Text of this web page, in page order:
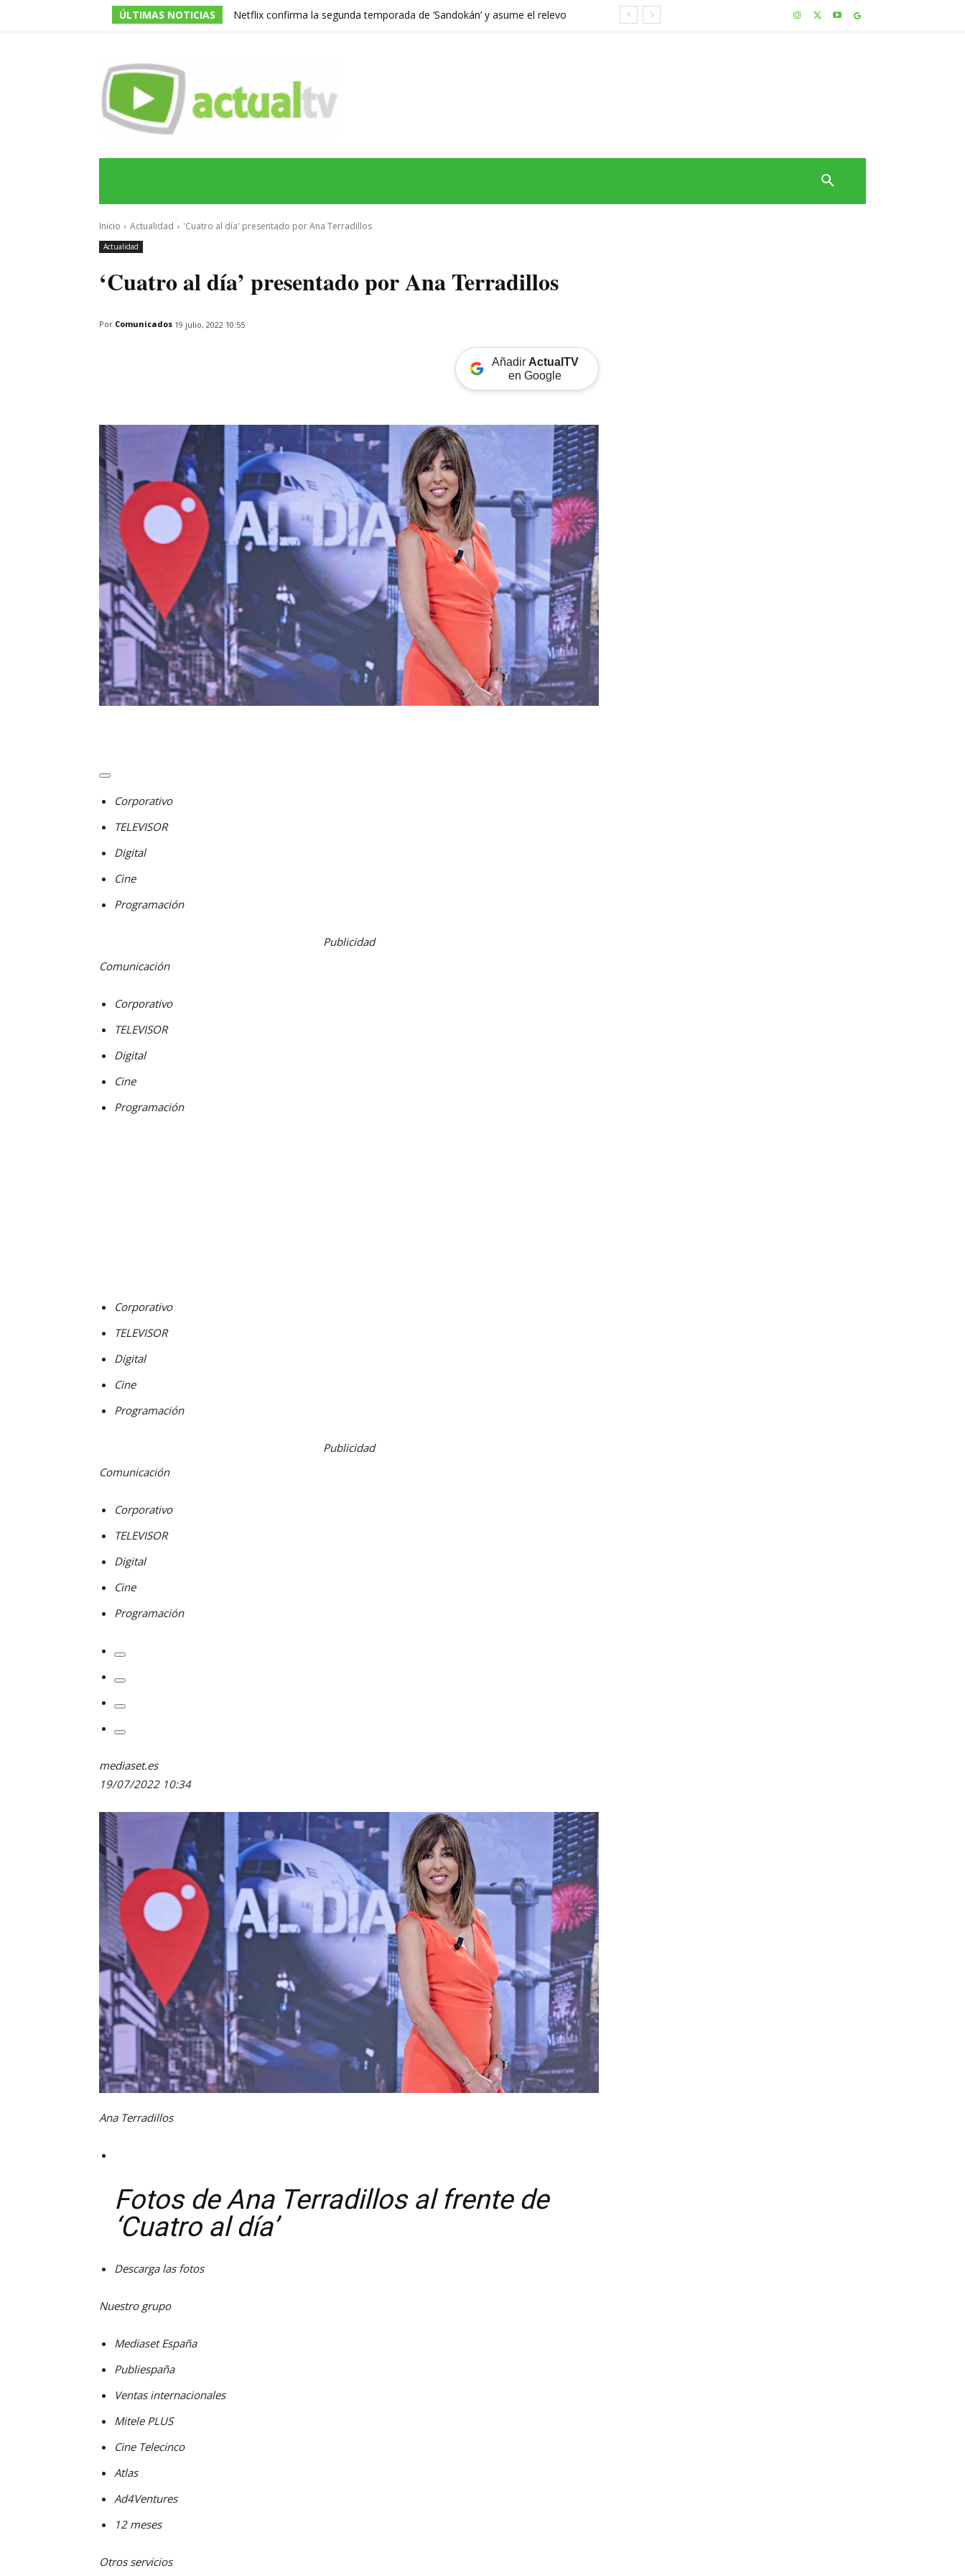
ÚLTIMAS NOTICIAS
Netflix confirma la segunda temporada de ‘Sandokán’ y asume el relevo
Inicio Actualidad 'Cuatro al día' presentado por Ana Terradillos
Actualidad
‘Cuatro al día’ presentado por Ana Terradillos
Por Comunicados 19 julio, 2022 10:55
Añadir ActualTV
en Google
Corporativo
TELEVISOR
Digital
Cine
Programación
Publicidad
Comunicación
Corporativo
TELEVISOR
Digital
Cine
Programación
Corporativo
TELEVISOR
Digital
Cine
Programación
Publicidad
Comunicación
Corporativo
TELEVISOR
Digital
Cine
Programación
mediaset.es
19/07/2022 10:34
Ana Terradillos
Fotos de Ana Terradillos al frente de
‘Cuatro al día’
Descarga las fotos
Nuestro grupo
Mediaset España
Publiespaña
Ventas internacionales
Mitele PLUS
Cine Telecinco
Atlas
Ad4Ventures
12 meses
Otros servicios